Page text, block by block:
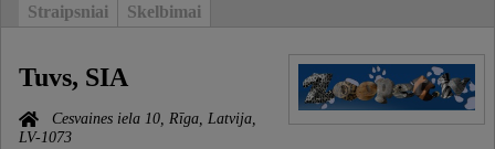
Straipsniai
Skelbimai
Tuvs, SIA
Cesvaines iela 10, Rīga, Latvija,
LV-1073